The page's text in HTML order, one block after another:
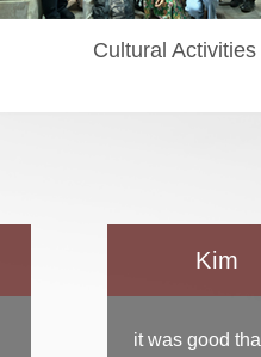
Cultural Activities
Kim
it was good